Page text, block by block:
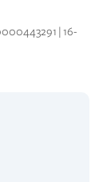
| 16-